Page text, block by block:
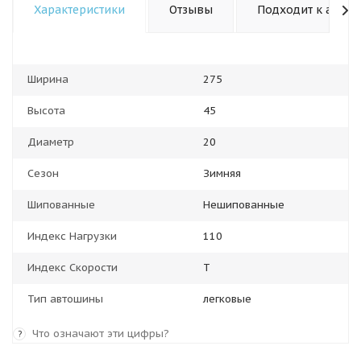
Характеристики Отзывы Подходит к авто
Ширина 275
Высота 45
Диаметр 20
Сезон Зимняя
Шипованные Нешипованные
Индекс Нагрузки 110
Индекс Скорости T
Тип автошины легковые
? Что означают эти цифры?